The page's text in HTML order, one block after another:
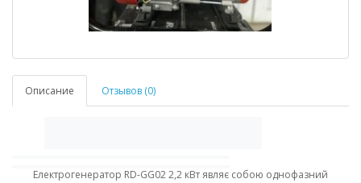
Описание Отзывов (0)
Електрогенератор RD-GG02 2,2 кВт являє собою однофазний